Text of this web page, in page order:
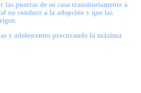
las puertas de su casa transitoriamente a
no conduce a la adopción y que las
y adolescentes procurando la máxima